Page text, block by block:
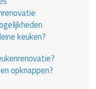
keuken?
opknappen?